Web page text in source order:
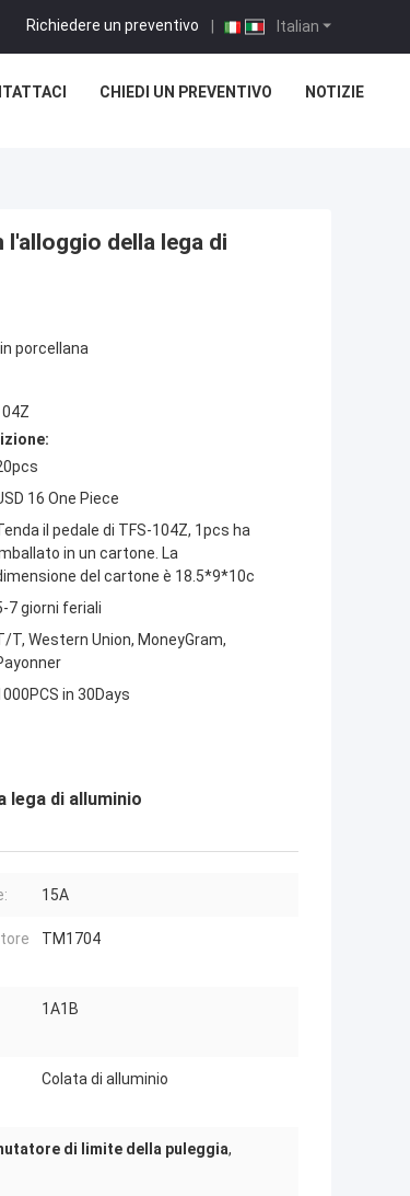
Italian
Richiedere un preventivo |
CHIEDI UN PREVENTIVO NOTIZIE
l'alloggio della lega di
porcellana
16 One Piece
il pedale di TFS-104Z, 1pcs ha
in un cartone. La
del cartone è 18.5*9*10c
7 giorni feriali
T, Western Union, MoneyGram,
in 30Days
lega di alluminio
15A
TM1704
1A1B
Colata di alluminio
di limite della puleggia,